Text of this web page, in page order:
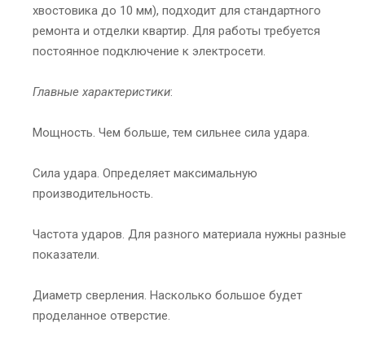
хвостовика до 10 мм), подходит для стандартного
ремонта и отделки квартир. Для работы требуется
постоянное подключение к электросети.
Главные характеристики:
Мощность. Чем больше, тем сильнее сила удара.
Сила удара. Определяет максимальную
производительность.
Частота ударов. Для разного материала нужны разные
показатели.
Диаметр сверления. Насколько большое будет
проделанное отверстие.